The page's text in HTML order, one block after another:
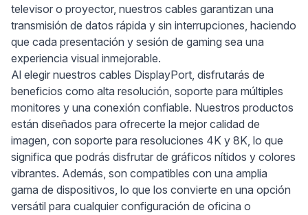
televisor o proyector, nuestros cables garantizan una
transmisión de datos rápida y sin interrupciones, haciendo
que cada presentación y sesión de gaming sea una
experiencia visual inmejorable.
Al elegir nuestros cables DisplayPort, disfrutarás de
beneficios como alta resolución, soporte para múltiples
monitores y una conexión confiable. Nuestros productos
están diseñados para ofrecerte la mejor calidad de
imagen, con soporte para resoluciones 4K y 8K, lo que
significa que podrás disfrutar de gráficos nítidos y colores
vibrantes. Además, son compatibles con una amplia
gama de dispositivos, lo que los convierte en una opción
versátil para cualquier configuración de oficina o